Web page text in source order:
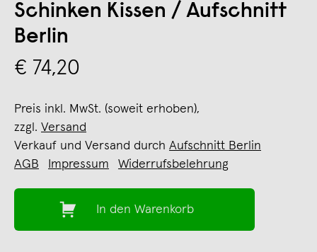
Schinken Kissen / Aufschnitt
Berlin
€ 74,20
Preis inkl. MwSt. (soweit erhoben),
zzgl. Versand
Verkauf und Versand durch Aufschnitt Berlin
AGB
Impressum Widerrufsbelehrung
In den Warenkorb